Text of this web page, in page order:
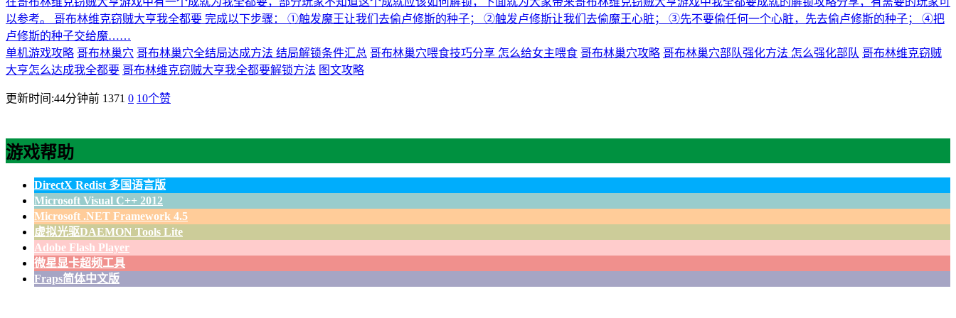
以参考。 哥布林维克窃贼大亨我全都要 完成以下步骤： ①触发魔王让我们去偷卢修斯的种子； ②触发卢修斯让我们去偷魔王心脏； ③先不要偷任何一个心脏，先去偷卢修斯的种子； ④把
卢修斯的种子交给魔……
单机游戏攻略 哥布林巢穴 哥布林巢穴全结局达成方法 结局解锁条件汇总 哥布林巢穴喂食技巧分享 怎么给女主喂食 哥布林巢穴攻略 哥布林巢穴部队强化方法 怎么强化部队 哥布林维克窃贼
大亨怎么达成我全都要 哥布林维克窃贼大亨我全都要解锁方法 图文攻略
更新时间:44分钟前 1371 0 10个赞
游戏帮助
DirectX Redist 多国语言版
Microsoft Visual C++ 2012
Microsoft .NET Framework 4.5
虚拟光驱DAEMON Tools Lite
Adobe Flash Player
微星显卡超频工具
Fraps简体中文版